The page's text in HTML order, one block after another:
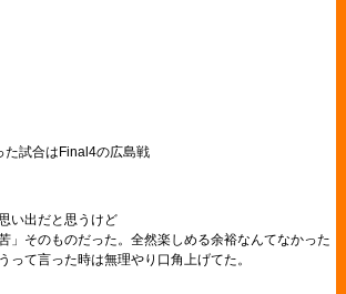
た試合はFinal4の広島戦
い出だと思うけど
」そのものだった。全然楽しめる余裕なんてなかった
って言った時は無理やり口角上げてた。